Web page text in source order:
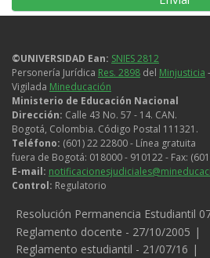
de
personales
©UNIVERSIDAD Ean: SNIES 2812
Personería Jurídica Res. 2898 del Minjusticia
Vigilada Mineducación
Ministerio de Educación Nacional
Dirección: Calle 43 No. 57 - 14. CAN.
Bogotá, Colombia. Código Postal 111321.
Teléfono: (601) 22 22800 - Línea gratuita
fuera de Bogotá: 018000 - 910122 - Fax:
E-mail:
Control: Regulatorio
Legales
Resolución Permanencia Estudiantil
Reglamento docente - 27/10/2005
Reglamento estudiantil - 21/07/16